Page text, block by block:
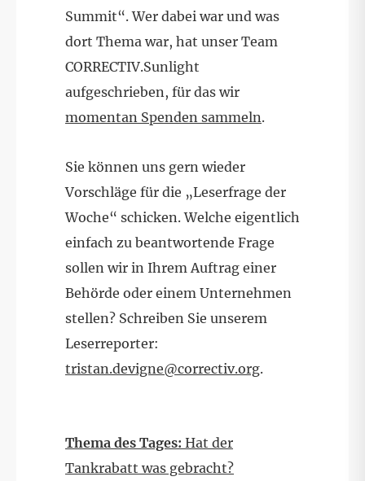
Summit“. Wer dabei war und was
dort Thema war, hat unser Team
CORRECTIV.Sunlight
aufgeschrieben, für das wir
momentan Spenden sammeln.
Sie können uns gern wieder
Vorschläge für die „Leserfrage der
Woche“ schicken. Welche eigentlich
einfach zu beantwortende Frage
sollen wir in Ihrem Auftrag einer
Behörde oder einem Unternehmen
stellen? Schreiben Sie unserem
Leserreporter:
tristan.devigne@correctiv.org.
Thema des Tages: Hat der
Tankrabatt was gebracht?